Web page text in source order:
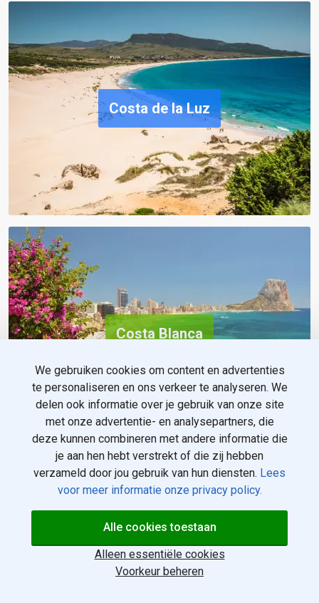
Costa de la Luz
Costa Blanca
Costa del Sol
We gebruiken cookies om content en advertenties
te personaliseren en ons verkeer te analyseren. We
delen ook informatie over je gebruik van onze site
met onze advertentie- en analysepartners, die
deze kunnen combineren met andere informatie die
je aan hen hebt verstrekt of die zij hebben
verzameld door jou gebruik van hun diensten. Lees
voor meer informatie onze privacy policy.
Alle cookies toestaan
Alleen essentiële cookies
Voorkeur beheren